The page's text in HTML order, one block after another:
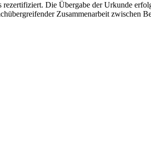
Die Übergabe der Urkunde
Zusammenarbeit